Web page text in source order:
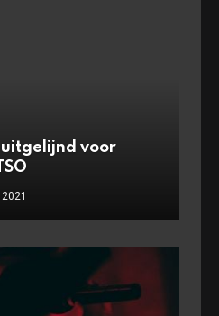
uitgelijnd voor